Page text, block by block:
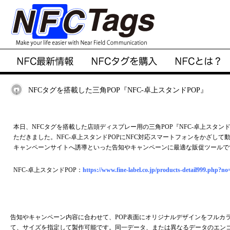
NFCタグを搭載した三角POP『NFC-卓上スタンドPOP』
本日、NFCタグを搭載した店頭ディスプレー用の三角POP『NFC-卓上スタン
ただきました。NFC-卓上スタンドPOPにNFC対応スマートフォンをかざして
キャンペーンサイトへ誘導といった告知やキャンペーンに最適な販促ツール
NFC-卓上スタンドPOP： https://www.fine-label.co.jp/products-
告知やキャンペーン内容に合わせて、POP表面にオリジナルデザインをフル
て、サイズを指定して製作可能です。同一データ、または異なるデータのエ